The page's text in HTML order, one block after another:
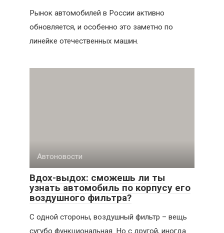
Рынок автомобилей в России активно
обновляется, и особенно это заметно по
линейке отечественных машин.
Автоновости
Вдох-выдох: сможешь ли ты
узнать автомобиль по корпусу его
воздушного фильтра?
С одной стороны, воздушный фильтр – вещь
сугубо функциональная. Но с другой, иногда